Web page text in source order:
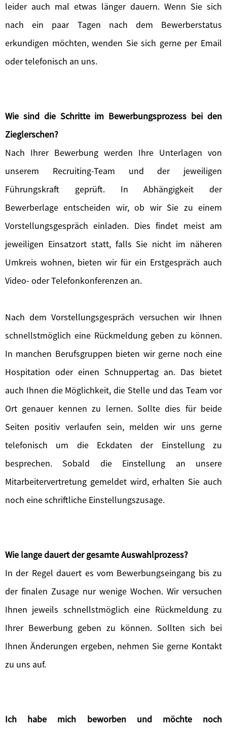
leider auch mal etwas länger dauern. Wenn Sie sich
nach ein paar Tagen nach dem Bewerberstatus
erkundigen möchten, wenden Sie sich gerne per Email
oder telefonisch an uns.
Wie sind die Schritte im Bewerbungsprozess bei den
Zieglerschen?
Nach Ihrer Bewerbung werden Ihre Unterlagen von
unserem Recruiting-Team und der jeweiligen
Führungskraft geprüft. In Abhängigkeit der
Bewerberlage entscheiden wir, ob wir Sie zu einem
Vorstellungsgespräch einladen. Dies findet meist am
jeweiligen Einsatzort statt, falls Sie nicht im näheren
Umkreis wohnen, bieten wir für ein Erstgespräch auch
Video- oder Telefonkonferenzen an.
Nach dem Vorstellungsgespräch versuchen wir Ihnen
schnellstmöglich eine Rückmeldung geben zu können.
In manchen Berufsgruppen bieten wir gerne noch eine
Hospitation oder einen Schnuppertag an. Das bietet
auch Ihnen die Möglichkeit, die Stelle und das Team vor
Ort genauer kennen zu lernen. Sollte dies für beide
Seiten positiv verlaufen sein, melden wir uns gerne
telefonisch um die Eckdaten der Einstellung zu
besprechen. Sobald die Einstellung an unsere
Mitarbeitervertretung gemeldet wird, erhalten Sie auch
noch eine schriftliche Einstellungszusage.
Wie lange dauert der gesamte Auswahlprozess?
In der Regel dauert es vom Bewerbungseingang bis zu
der finalen Zusage nur wenige Wochen. Wir versuchen
Ihnen jeweils schnellstmöglich eine Rückmeldung zu
Ihrer Bewerbung geben zu können. Sollten sich bei
Ihnen Änderungen ergeben, nehmen Sie gerne Kontakt
zu uns auf.
Ich habe mich beworben und möchte noch